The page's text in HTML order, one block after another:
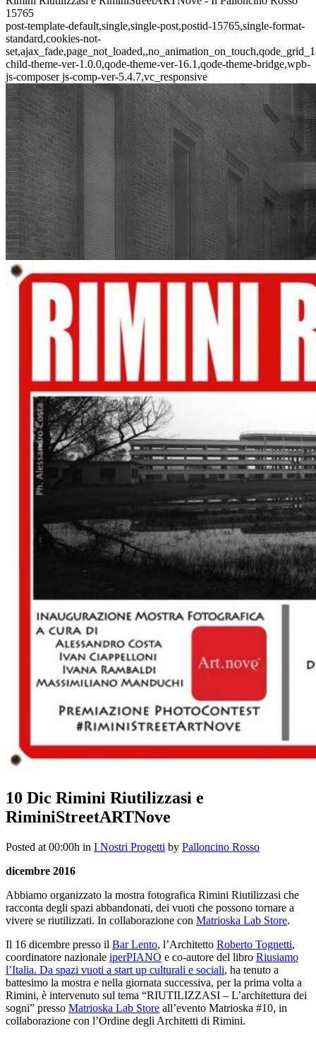
15765
post-template-default,single,single-post,postid-15765,single-format-
standard,cookies-not-
child-theme-ver-1.0.0,qode-theme-ver-16.1,qode-theme-bridge,wpb-
js-composer js-comp-ver-5.4.7,vc_responsive
Rimini Riutilizzasi e
RiminiStreetARTNove
10 Dic Rimini Riutilizzasi e
RiminiStreetARTNove
Posted at 00:00h in I Nostri Progetti by Palloncino Rosso
dicembre 2016
Abbiamo organizzato la mostra fotografica Rimini Riutilizzasi che
racconta degli spazi abbandonati, dei vuoti che possono tornare a
vivere se riutilizzati. In collaborazione con Matrioska Lab Store.
Il 16 dicembre presso il Bar Lento, l’Architetto Roberto Tognetti,
coordinatore nazionale iperPIANO e co-autore del libro Riusiamo
l’Italia. Da spazi vuoti a start up culturali e sociali, ha tenuto a
battesimo la mostra e nella giornata successiva, per la prima volta a
Rimini, è intervenuto sul tema “RIUTILIZZASI – L’architettura dei
sogni” presso Matrioska Lab Store all’evento Matrioska #10, in
collaborazione con l’Ordine degli Architetti di Rimini.